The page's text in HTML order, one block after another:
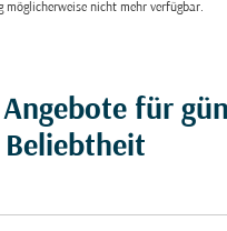
möglicherweise nicht mehr verfügbar.
für
Beliebtheit